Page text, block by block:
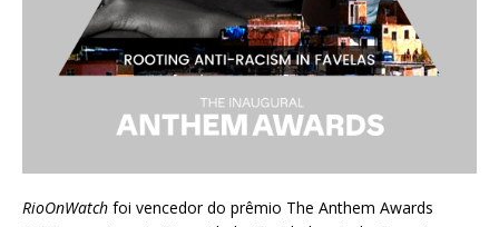
RioOnWatch foi vencedor do prêmio The Anthem Awards